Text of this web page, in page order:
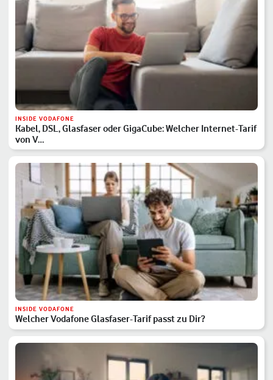
INSIDE VODAFONE
Kabel, DSL, Glasfaser oder GigaCube: Welcher Internet-Tarif
von V…
INSIDE VODAFONE
Welcher Vodafone Glasfaser-Tarif passt zu Dir?